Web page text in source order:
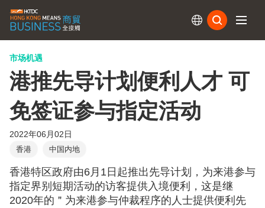
市场机遇
港推先导计划便利人才 可
免签证参与指定活动
2022年06月02日
香港 中国内地
香港特区政府由6月1日起推出先导计划，为来港参与
指定界别短期活动的访客提供入境便利，这是继
2020年的＂为来港参与仲裁程序的人士提供便利先